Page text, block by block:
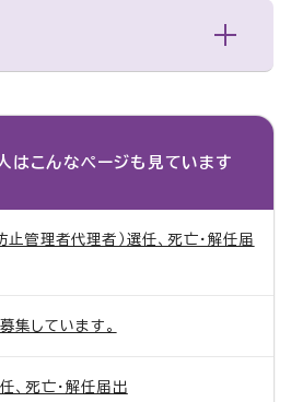
は こんなページも見ています
管理者代理者）選任、死亡・解任届
集しています。
、死亡・解任届出